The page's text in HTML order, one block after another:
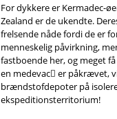
For dykkere er Kermadec-
Zealand er de ukendte.
frelsende nåde fordi de er
menneskelig påvirkning,
fastboende her, og meget
en medevac er påkrævet,
brændstofdepoter på
ekspeditionsterritorium!